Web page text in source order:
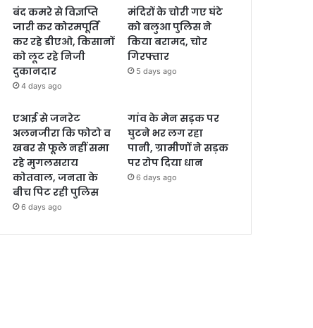
बंद कमरे से विज्ञप्ति
जारी कर कोरमपूर्ति
कर रहे डीएओ, किसानों
को लूट रहे निजी
दुकानदार
4 days ago
मंदिरों के चोरी गए घंटे
को बलुआ पुलिस ने
किया बरामद, चोर
गिरफ्तार
5 days ago
एआई से जनरेट
अलनजीरा कि फोटो व
खबर से फूले नहीं समा
रहे मुगलसराय
कोतवाल, जनता के
बीच पिट रही पुलिस
6 days ago
गांव के मेन सड़क पर
घुटने भर लग रहा
पानी, ग्रामीणों ने सड़क
पर रोप दिया धान
6 days ago